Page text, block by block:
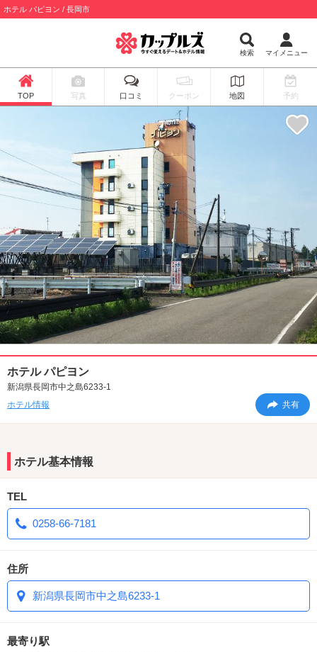
ホテル パピヨン / 長岡市
検索 マイメニュー
TOP 写真 口コミ クーポン 地図 予約
ホテル パピヨン
新潟県長岡市中之島6233-1
ホテル情報
共有
ホテル基本情報
TEL
0258-66-7181
住所
新潟県長岡市中之島6233-1
最寄り駅